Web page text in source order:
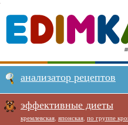
анализатор рецептов
эффективные диеты
кремлевская японская по группе